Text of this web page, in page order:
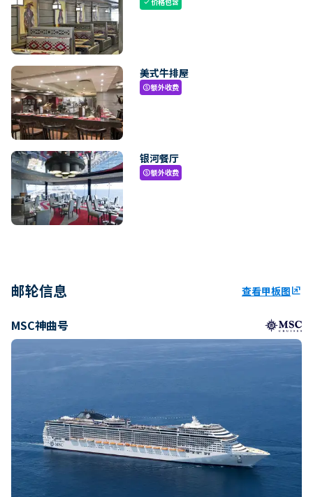
check
美式牛排屋
paid额外收费
银河餐厅
paid额外收费
邮轮信息 查看甲板图ungroup
MSC神曲号